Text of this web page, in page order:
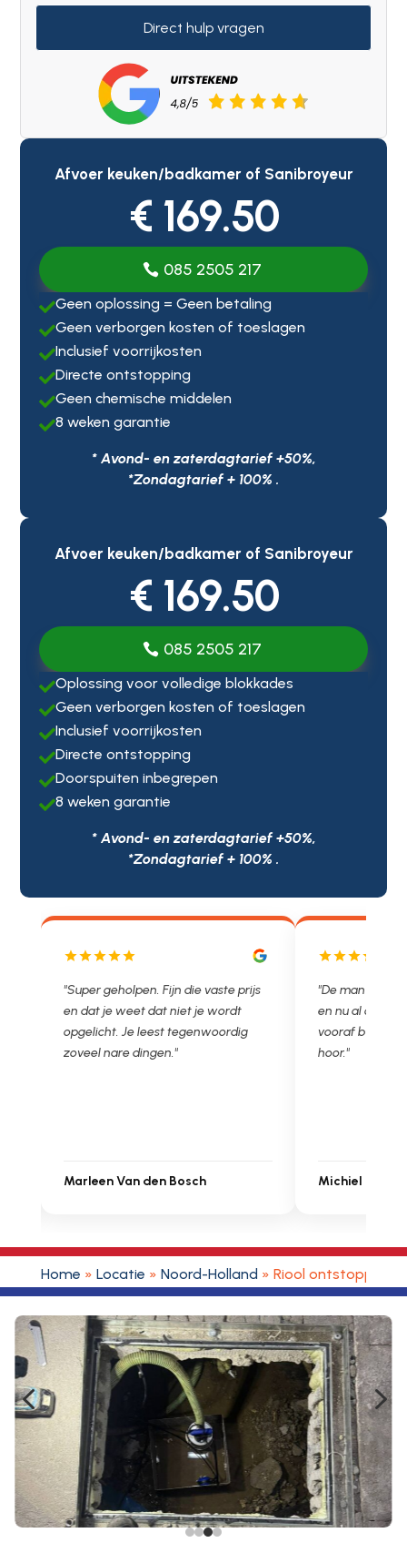
Direct hulp vragen
Afvoer keuken/badkamer of Sanibroyeur
€ 169.50
085 2505 217
Geen oplossing = Geen betaling
Geen verborgen kosten of toeslagen
Inclusief voorrijkosten
Directe ontstopping
Geen chemische middelen
8 weken garantie
* Avond- en zaterdagtarief +50%,
*Zondagtarief + 100% .
Afvoer keuken/badkamer of Sanibroyeur
€ 169.50
085 2505 217
Oplossing voor volledige blokkades
Geen verborgen kosten of toeslagen
Inclusief voorrijkosten
Directe ontstopping
Doorspuiten inbegrepen
8 weken garantie
* Avond- en zaterdagtarief +50%,
*Zondagtarief + 100% .
"De man rijden net weg. 11.00 gebeld
en nu al opgelost voor een vast en
vooraf besproken tarief. Lekker
hoor."
Michiel Uitdenbongerd
"Wat een fijn
met een
je niet zo goed
Ontstoppen.nl
Sarah Touat
Home » Locatie » Noord-Holland » Riool ontstoppen
4 5